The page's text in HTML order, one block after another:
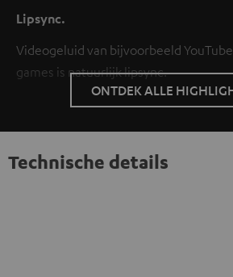
Lipsync.
Videogeluid van bijvoorbeeld
games is natuurlijk lipsync.
ONTDEK ALLE
Technische details